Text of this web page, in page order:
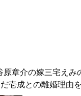
原章介の嫁三宅えみ
壱成との離婚理由